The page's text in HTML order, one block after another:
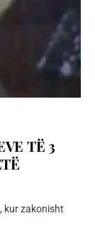
TË 3
kur zakonisht